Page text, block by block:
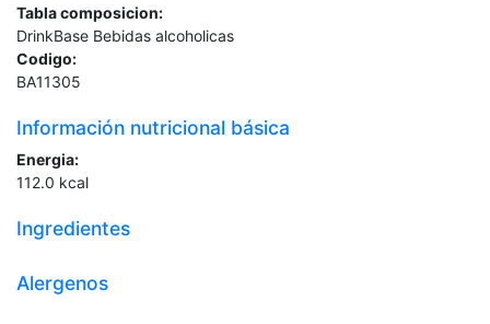
Tabla composicion:
DrinkBase Bebidas alcoholicas
Codigo:
BA11305
Información nutricional básica
Energia:
112.0 kcal
Ingredientes
Alergenos